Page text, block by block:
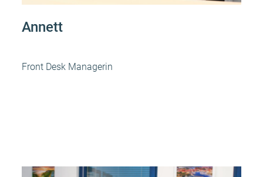
Annett
Front Desk Managerin